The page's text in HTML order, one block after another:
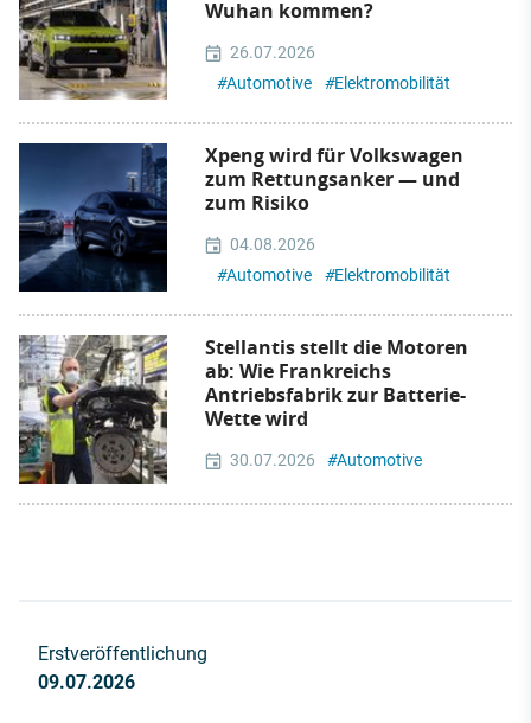
Wuhan kommen?
26.07.2026
#Automotive #Elektromobilität
Xpeng wird für Volkswagen
zum Rettungsanker — und
zum Risiko
04.08.2026
#Automotive #Elektromobilität
Stellantis stellt die Motoren
ab: Wie Frankreichs
Antriebsfabrik zur Batterie-
Wette wird
30.07.2026 #Automotive
Erstveröffentlichung
09.07.2026